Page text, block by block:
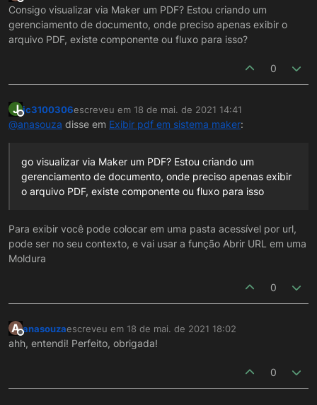
Offline
Consigo visualizar via Maker um PDF? Estou criando um
gerenciamento de documento, onde preciso apenas exibir o
arquivo PDF, existe componente ou fluxo para isso?
0
J
Offline
jc3100306escreveu em 18 de mai. de 2021 14:41
última edição por
@anasouza disse em Exibir pdf em sistema maker:
go visualizar via Maker um PDF? Estou criando um
gerenciamento de documento, onde preciso apenas exibir
o arquivo PDF, existe componente ou fluxo para isso
Para exibir você pode colocar em uma pasta acessível por url,
pode ser no seu contexto, e vai usar a função Abrir URL em uma
Moldura
0
A
Offline
anasouzaescreveu em 18 de mai. de 2021 18:02
última edição por
ahh, entendi! Perfeito, obrigada!
0